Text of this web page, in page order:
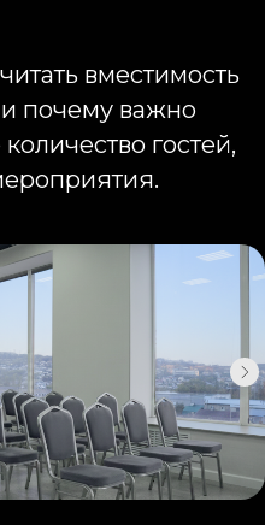
вместимость
почему важно
гостей,